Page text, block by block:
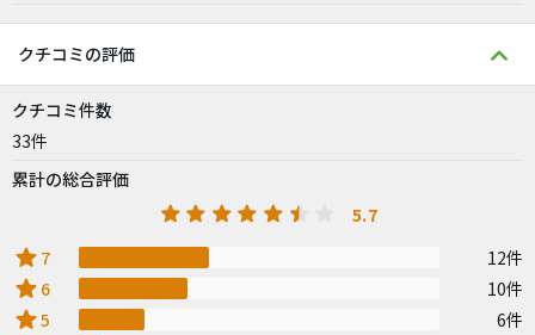
クチコミの評価
クチコミ件数
33件
累計の総合評価
5.7
star 7 12件
star 6 10件
star5 6件